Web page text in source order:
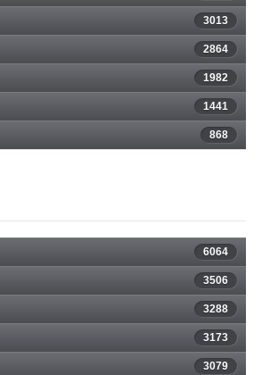
3013
2864
1982
1441
868
6064
3506
3288
3173
3079